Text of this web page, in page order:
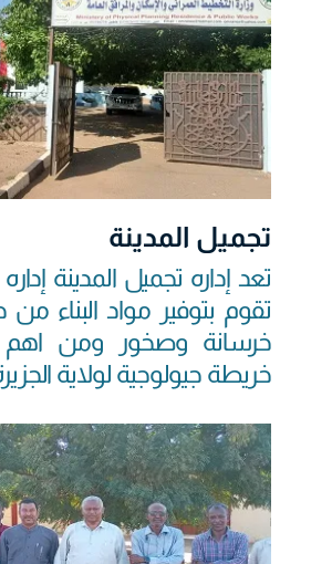
تجميل المدينة
تعد إداره تجميل المدينة
تقوم بتوفير مواد البناء
خرسانة وصخور ومن اهم
خريطة جيولوجية لولاية